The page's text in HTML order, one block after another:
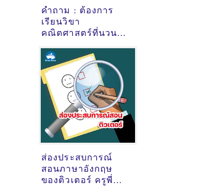
คำถาม : ต้องการ
เรียนวิขา
คณิตศาสตร์ที่นวนคร
แนะนำครูสอนพิเศษ
ที่นี่
ส่องประสบการณ์
สอนภาษาอังกฤษ
ของติวเตอร์ ครูพี่